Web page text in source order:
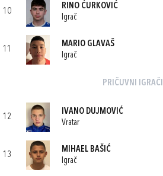
10
RINO ĆURKOVIĆ
Igrač
11
MARIO GLAVAŠ
Igrač
PRIČUVNI IGRAČI
12
IVANO DUJMOVIĆ
Vratar
13
MIHAEL BAŠIĆ
Igrač